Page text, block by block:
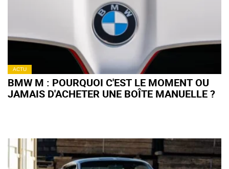
ACTU
BMW M : POURQUOI C'EST LE MOMENT OU
JAMAIS D'ACHETER UNE BOÎTE MANUELLE ?